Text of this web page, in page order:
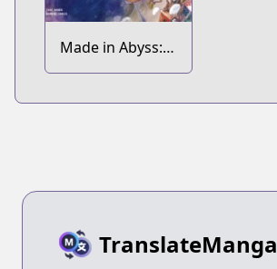
Made in Abyss:
Koushiki
TranslateManga